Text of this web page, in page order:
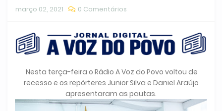
março 02, 2021 0 Comentários
Nesta terça-feira o Rádio A Voz do Povo voltou de
recesso e os repórteres Junior Silva e Daniel Araújo
apresentaram as pautas.